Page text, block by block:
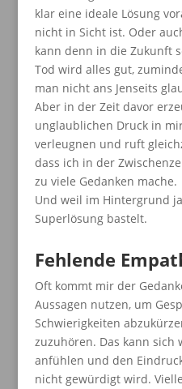
klar eine ideale Lösung
nicht in Sicht ist. Oder
kann denn in die Zukunft
Tod wird alles gut,
man nicht ans Jenseits
Aber in der Zeit davor
unglaublichen Druck in
verleugnen und ruft
dass ich in der
zu viele Gedanken mache.
Und weil im Hintergrund
Superlösung bastelt.
Fehlende
Oft kommt mir der
Aussagen nutzen, um
Schwierigkeiten
zuzuhören. Das kann sich
anfühlen und den
nicht gewürdigt wird.